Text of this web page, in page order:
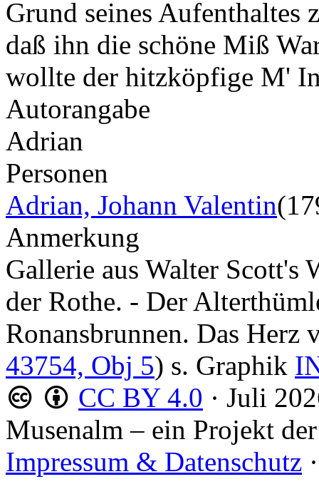
Grund seines Aufenthaltes
daß ihn die schöne Miß
wollte der hitzköpfige M'
Autorangabe
Adrian
Personen
Adrian, Johann Valentin
Anmerkung
Gallerie aus Walter Scott's
der Rothe. - Der
Ronansbrunnen. Das
43754, Obj 5) s. Graphik
CC BY 4.0 · Juli
Musenalm – ein Projekt der
Impressum & Datenschutz ·